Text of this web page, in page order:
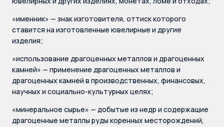
«именник» — знак изготовителя, оттиск которого
ставится на изготовленные ювелирные и другие
изделия;
«использование драгоценных металлов и драгоценных
камней» — применение драгоценных металлов и
драгоценных камней в производственных, финансовых,
научных и социально-культурных целях;
«минеральное сырье» — добытые из недр и содержащие
драгоценные металлы руды коренных месторождений,